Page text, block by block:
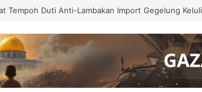
Timbalan Presiden PKR, Saifuddin Pemangku Tugas